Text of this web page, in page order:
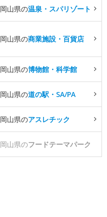
岡山県の温泉・スパリゾート
岡山県の商業施設・百貨店
岡山県の博物館・科学館
岡山県の道の駅・SA/PA
岡山県のアスレチック
岡山県のフードテーマパーク